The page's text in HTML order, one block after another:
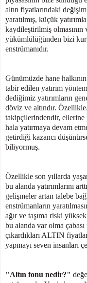
altın fiyatlarındaki
yaratılmış, küçük
kaydileştirilmiş olmasının
yükümlülüğünden bizi
enstrümanıdır.
Günümüzde hane
tabir edilen yatırım
dediğimiz yatırımların
döviz ve altındır.
takipçilerindendir, ellerine
hala yatırmaya devam
getirdiği kazancı
biliyormuş.
Özellikle son yıllarda
bu alanda yatırımlarını
gelişmeler artan talebe
enstrümanların
ağır ve taşıma riski
bu alanda var olma
çıkardıkları ALTIN
yapmayı seven insanları
"Altın fonu nedir?"